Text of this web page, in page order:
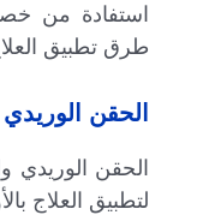
استفادة من
طرق تطبيق
الحقن
الحقن
لتطبيق العلاج